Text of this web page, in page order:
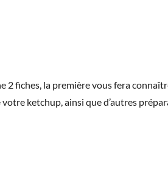
2 fiches, la première vous fera
ketchup, ainsi que d’autres